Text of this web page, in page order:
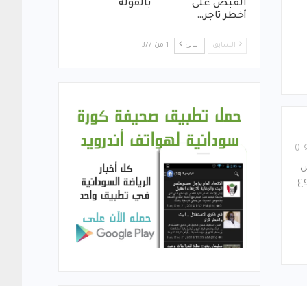
القبض على
أخطر تاجر…
بالفولة
السابق التالي 1 من 377